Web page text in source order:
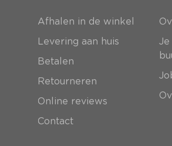
Afhalen in de winkel
Levering aan huis
Betalen
Retourneren
Online reviews
Contact